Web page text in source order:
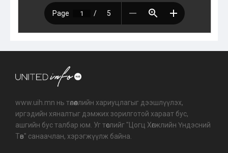
www.uih.mn нь төлөөллийн хариуцлагыг дээшлүүлэх,
иргэдийн хяналтыг дэмжих зорилготой хараат бус,
ашгийн бус талбар юм. Уг төслийг "Цогц Хөгжлийн Үндэсний
Төв" санаачлан, хэрэгжүүлж байна.